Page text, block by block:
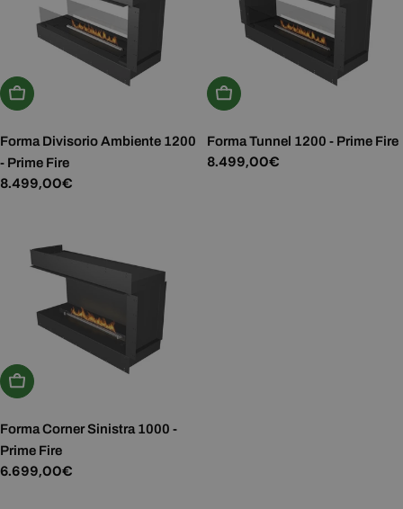
Aggiungi Al Carrello
Forma Divisorio Ambiente 1200
- Prime Fire
Prezzo
8.499,00€
Aggiungi Al Carrello
Forma Tunnel 1200 - Prime Fire
Prezzo
8.499,00€
Aggiungi Al Carrello
Forma Corner Sinistra 1000 -
Prime Fire
Prezzo
6.699,00€